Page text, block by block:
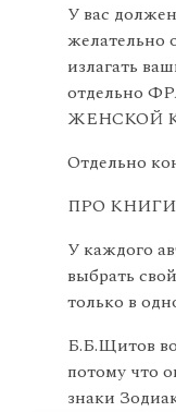
У вас
излагать
отдельно
ЖЕНСКОЙ
Отдельно
ПРО КНИГИ
У каждого
выбрать
только в
Б.Б.Щитов
потому что
знаки